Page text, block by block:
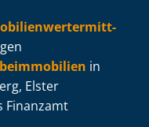
in
Elster
Finanzamt